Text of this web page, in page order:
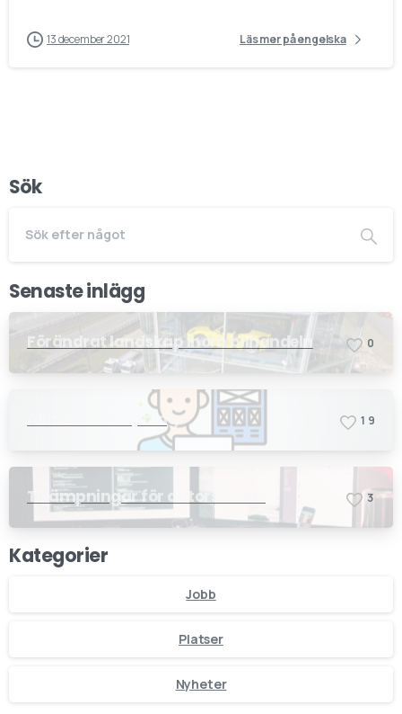
13 december 2021 Läs mer på engelska
Sök
Senaste inlägg
Förändrat landskap inom bilhandeln 0
Allmän tillämpning 1 9
Tillämpningar för datorseende 3
Kategorier
Jobb
Platser
Nyheter